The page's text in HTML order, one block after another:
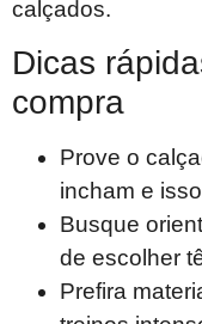
calçados.
Dicas
compra
Prove o
incham e
Busque
de escolher
Prefira